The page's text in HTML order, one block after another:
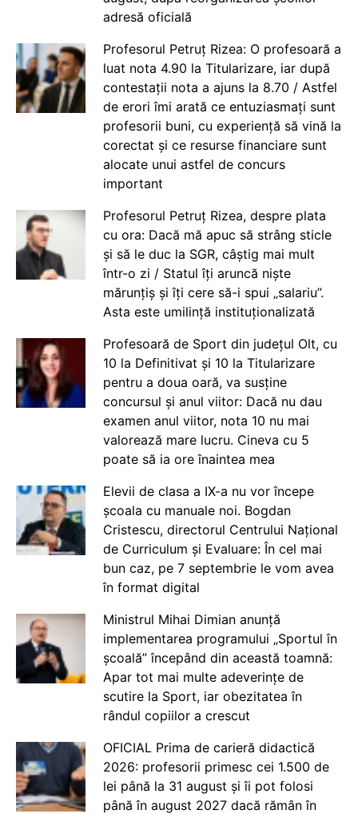
adresă oficială
Profesorul Petruț Rizea: O profesoară a
luat nota 4.90 la Titularizare, iar după
contestații nota a ajuns la 8.70 / Astfel
de erori îmi arată ce entuziasmați sunt
profesorii buni, cu experiență să vină la
corectat și ce resurse financiare sunt
alocate unui astfel de concurs
important
Profesorul Petruț Rizea, despre plata
cu ora: Dacă mă apuc să strâng sticle
și să le duc la SGR, câștig mai mult
într-o zi / Statul îți aruncă niște
mărunțiș și îți cere să-i spui „salariu”.
Asta este umilință instituționalizată
Profesoară de Sport din județul Olt, cu
10 la Definitivat și 10 la Titularizare
pentru a doua oară, va susține
concursul și anul viitor: Dacă nu dau
examen anul viitor, nota 10 nu mai
valorează mare lucru. Cineva cu 5
poate să ia ore înaintea mea
Elevii de clasa a IX-a nu vor începe
școala cu manuale noi. Bogdan
Cristescu, directorul Centrului Național
de Curriculum și Evaluare: În cel mai
bun caz, pe 7 septembrie le vom avea
în format digital
Ministrul Mihai Dimian anunță
implementarea programului „Sportul în
școală” începând din această toamnă:
Apar tot mai multe adeverințe de
scutire la Sport, iar obezitatea în
rândul copiilor a crescut
OFICIAL Prima de carieră didactică
2026: profesorii primesc cei 1.500 de
lei până la 31 august și îi pot folosi
până în august 2027 dacă rămân în